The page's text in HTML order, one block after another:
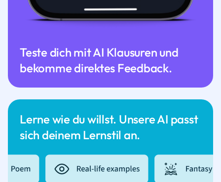
Lerne wie du willst. Unsere AI passt
sich deinem Lernstil an.
Teste dich mit AI Klausuren und
bekomme direktes Feedback.